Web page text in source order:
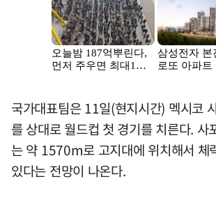
국가대표팀은 11일(현지시간) 멕시코
를 상대로 월드컵 첫 경기를 치른다. 사
는 약 1570m로 고지대에 위치해서 체
있다는 전망이 나온다.